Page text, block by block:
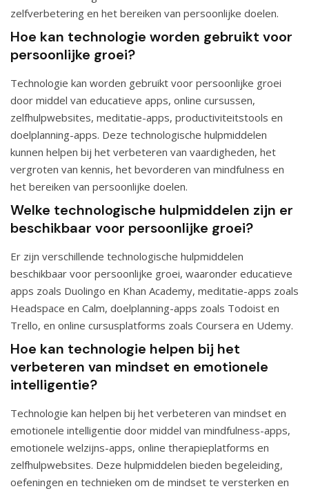
zelfverbetering en het bereiken van persoonlijke doelen.
Hoe kan technologie worden gebruikt voor
persoonlijke groei?
Technologie kan worden gebruikt voor persoonlijke groei
door middel van educatieve apps, online cursussen,
zelfhulpwebsites, meditatie-apps, productiviteitstools en
doelplanning-apps. Deze technologische hulpmiddelen
kunnen helpen bij het verbeteren van vaardigheden, het
vergroten van kennis, het bevorderen van mindfulness en
het bereiken van persoonlijke doelen.
Welke technologische hulpmiddelen zijn er
beschikbaar voor persoonlijke groei?
Er zijn verschillende technologische hulpmiddelen
beschikbaar voor persoonlijke groei, waaronder educatieve
apps zoals Duolingo en Khan Academy, meditatie-apps zoals
Headspace en Calm, doelplanning-apps zoals Todoist en
Trello, en online cursusplatforms zoals Coursera en Udemy.
Hoe kan technologie helpen bij het
verbeteren van mindset en emotionele
intelligentie?
Technologie kan helpen bij het verbeteren van mindset en
emotionele intelligentie door middel van mindfulness-apps,
emotionele welzijns-apps, online therapieplatforms en
zelfhulpwebsites. Deze hulpmiddelen bieden begeleiding,
oefeningen en technieken om de mindset te versterken en